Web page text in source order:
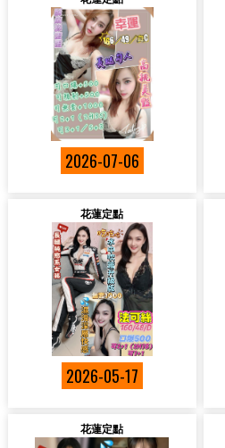
2026-07-06
花蓮定點
2026-05-17
花蓮定點